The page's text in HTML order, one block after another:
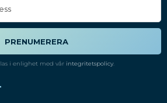
PRENUMERERA
i enlighet med vår integritetspolicy.